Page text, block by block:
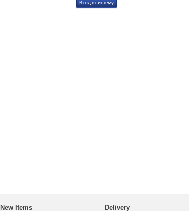
New Items Delivery